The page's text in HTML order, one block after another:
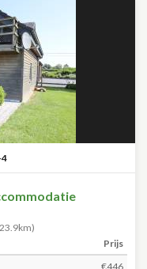
Prijs
€446